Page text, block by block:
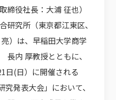
締役社長：大浦 征也）
研究所（東京都江東区、
）は、早稲田大学商学
内 厚教授とともに、
日(日）に開催される
究発表大会」において、